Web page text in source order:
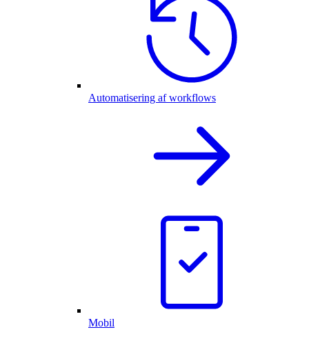
Automatisering af workflows
Mobil